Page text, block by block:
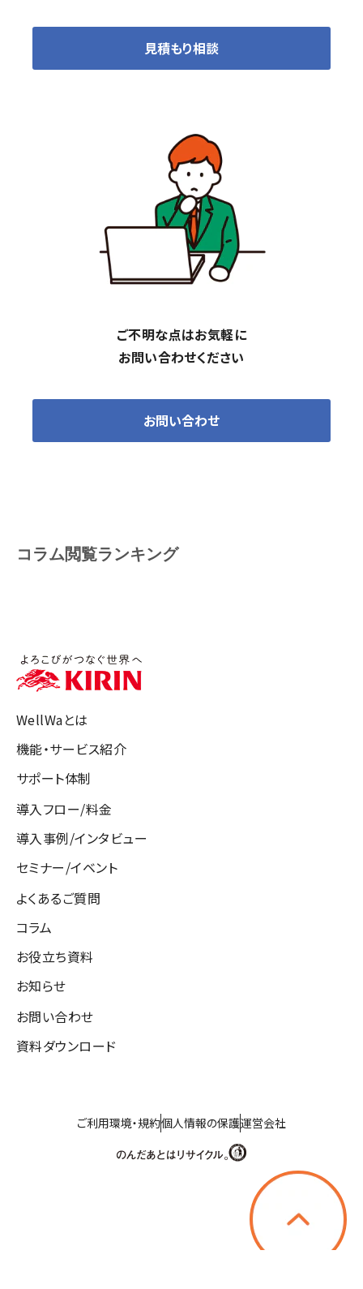
見積もり相談
ご不明な点はお気軽に
お問い合わせください
お問い合わせ
コラム閲覧ランキング
WellWaとは
機能・サービス紹介
サポート体制
導入フロー/料金
導入事例/インタビュー
セミナー/イベント
よくあるご質問
コラム
お役立ち資料
お知らせ
お問い合わせ
資料ダウンロード
ご利用環境・規約個人情報の保護運営会社